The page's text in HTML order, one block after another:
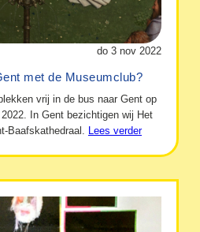
do 3 nov 2022
met de Museumclub?
vrij in de bus naar Gent op
In Gent bezichtigen wij Het
Baafskathedraal. Lees verder